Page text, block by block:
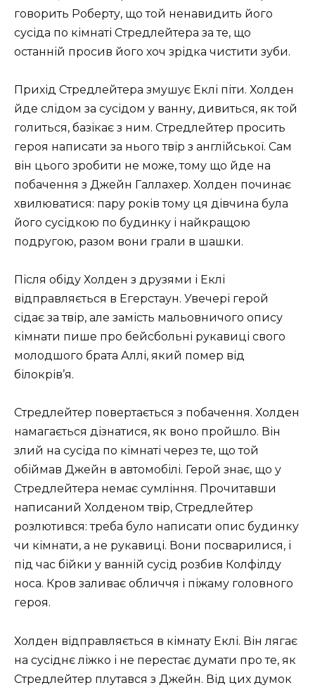
говорить Роберту, що той ненавидить його
сусіда по кімнаті Стредлейтера за те, що
останній просив його хоч зрідка чистити зуби.
Прихід Стредлейтера змушує Еклі піти. Холден
йде слідом за сусідом у ванну, дивиться, як той
голиться, базікає з ним. Стредлейтер просить
героя написати за нього твір з англійської. Сам
він цього зробити не може, тому що йде на
побачення з Джейн Галлахер. Холден починає
хвилюватися: пару років тому ця дівчина була
його сусідкою по будинку і найкращою
подругою, разом вони грали в шашки.
Після обіду Холден з друзями і Еклі
відправляється в Егерстаун. Увечері герой
сідає за твір, але замість мальовничого опису
кімнати пише про бейсбольні рукавиці свого
молодшого брата Аллі, який помер від
білокрів’я.
Стредлейтер повертається з побачення. Холден
намагається дізнатися, як воно пройшло. Він
злий на сусіда по кімнаті через те, що той
обіймав Джейн в автомобілі. Герой знає, що у
Стредлейтера немає сумління. Прочитавши
написаний Холденом твір, Стредлейтер
розлютився: треба було написати опис будинку
чи кімнати, а не рукавиці. Вони посварилися, і
під час бійки у ванній сусід розбив Колфілду
носа. Кров заливає обличчя і піжаму головного
героя.
Холден відправляється в кімнату Еклі. Він лягає
на сусіднє ліжко і не перестає думати про те, як
Стредлейтер плутався з Джейн. Від цих думок